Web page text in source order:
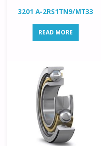
3201 A-2RS1TN9/MT33
READ MORE